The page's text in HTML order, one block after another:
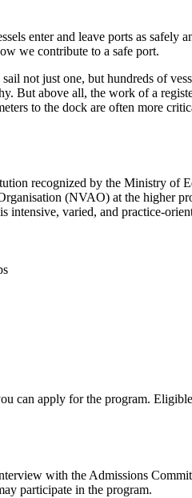
enter and leave ports as
we contribute to a safe port.
not just one, but hundreds of
But above all, the work of a
to the dock are often more
recognized by the Ministry
(NVAO) at the higher
varied, and practice-
can apply for the program.
with the Admissions
participate in the program.